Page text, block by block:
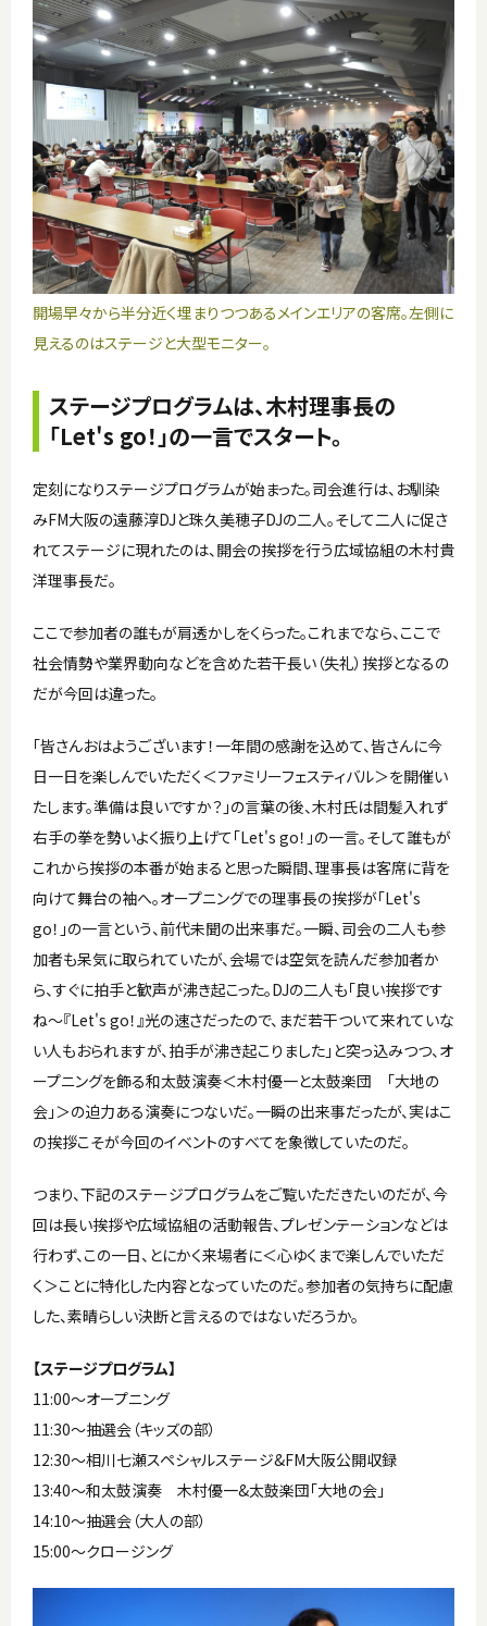
開場早々から半分近く埋まりつつあるメインエリアの客席。左側に
見えるのはステージと大型モニター。
ステージプログラムは、木村理事長の
「Let's go！」の一言でスタート。
定刻になりステージプログラムが始まった。司会進行は、お馴染
みFM大阪の遠藤淳DJと珠久美穂子DJの二人。そして二人に促さ
れてステージに現れたのは、開会の挨拶を行う広域協組の木村貴
洋理事長だ。
ここで参加者の誰もが肩透かしをくらった。これまでなら、ここで
社会情勢や業界動向などを含めた若干長い（失礼）挨拶となるの
だが今回は違った。
「皆さんおはようございます！一年間の感謝を込めて、皆さんに今
日一日を楽しんでいただく＜ファミリーフェスティバル＞を開催い
たします。準備は良いですか？」の言葉の後、木村氏は間髪入れず
右手の拳を勢いよく振り上げて「Let's go！」の一言。そして誰もが
これから挨拶の本番が始まると思った瞬間、理事長は客席に背を
向けて舞台の袖へ。オープニングでの理事長の挨拶が「Let's
go！」の一言という、前代未聞の出来事だ。一瞬、司会の二人も参
加者も呆気に取られていたが、会場では空気を読んだ参加者か
ら、すぐに拍手と歓声が沸き起こった。DJの二人も「良い挨拶です
ね〜『Let's go！』光の速さだったので、まだ若干ついて来れていな
い人もおられますが、拍手が沸き起こりました」と突っ込みつつ、オ
ープニングを飾る和太鼓演奏＜木村優一と太鼓楽団 「大地の
会」＞の迫力ある演奏につないだ。一瞬の出来事だったが、実はこ
の挨拶こそが今回のイベントのすべてを象徴していたのだ。
つまり、下記のステージプログラムをご覧いただきたいのだが、今
回は長い挨拶や広域協組の活動報告、プレゼンテーションなどは
行わず、この一日、とにかく来場者に＜心ゆくまで楽しんでいただ
く＞ことに特化した内容となっていたのだ。参加者の気持ちに配慮
した、素晴らしい決断と言えるのではないだろうか。
【ステージプログラム】
11:00〜オープニング
11:30〜抽選会（キッズの部）
12:30〜相川七瀬スペシャルステージ&FM大阪公開収録
13:40〜和太鼓演奏 木村優一&太鼓楽団「大地の会」
14:10〜抽選会（大人の部）
15:00〜クロージング